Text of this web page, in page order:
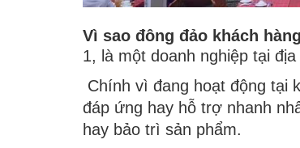
Vì sao đông đảo khách
1, là một doanh nghiệp tại
Chính vì đang hoạt động tại
đáp ứng hay hỗ trợ nhanh
hay bảo trì sản phẩm.